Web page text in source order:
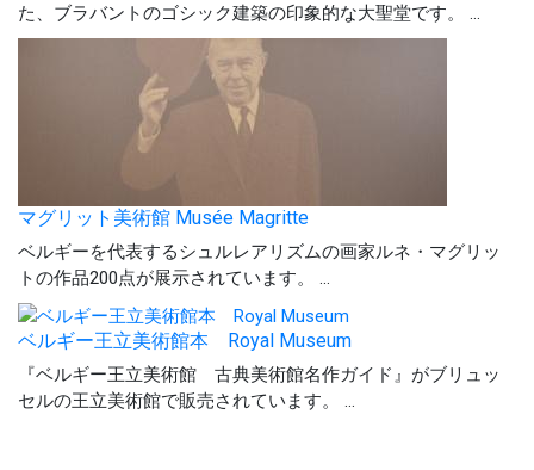
た、ブラバントのゴシック建築の印象的な大聖堂です。 ...
マグリット美術館 Musée Magritte
ベルギーを代表するシュルレアリズムの画家ルネ・マグリッ
トの作品200点が展示されています。 ...
ベルギー王立美術館本 Royal Museum
『ベルギー王立美術館 古典美術館名作ガイド』がブリュッ
セルの王立美術館で販売されています。 ...